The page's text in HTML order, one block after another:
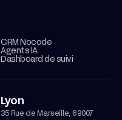
CRM Nocode
Agents IA
Dashboard de suivi
Lyon
35 Rue de Marseille, 69007